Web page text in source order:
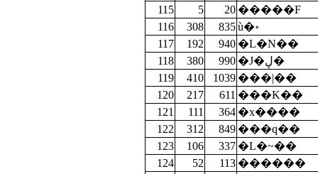
115
5 20 �����F
116
308 835 ù�॰
117
192 940 �L�N��
118
380 990
�J�ڸ�
119
410 1039 ���|��
120
217 611 ���K��
121
111 364 �x����
122
312 849 ���q��
123
106 337 �L�~��
124
52 113 ������